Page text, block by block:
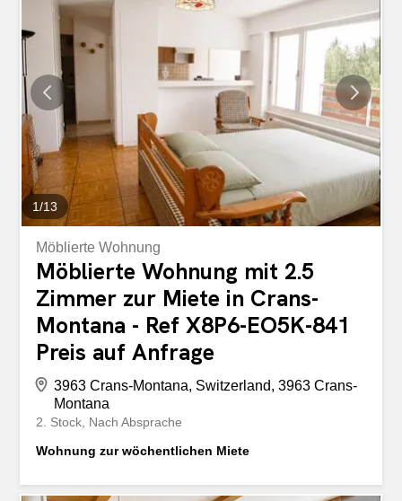
résidents profitent également d'espaces communs
soigneusement aménagés, contribuant à un cadre de vie
convivial et de qualité. A reprendre au plus vite. Cette
offre de BETTERHOMES se caractérise par les
avantages suivants: - résidence récente de standing -
appartement lumineux aux finitions soignées - grande
loggia agréable - cuisine moderne entièrement équipée -
salle de bains contemporaine et adaptée - chauffage
géothermique avec rafraîchissement en été -...
1/13
Möblierte Wohnung
Möblierte Wohnung mit 2.5
Zimmer zur Miete in Crans-
Montana - Ref X8P6-EO5K-841
Preis auf Anfrage
3963 Crans-Montana, Switzerland, 3963 Crans-
Montana
2. Stock Nach Absprache
Wohnung zur wöchentlichen Miete